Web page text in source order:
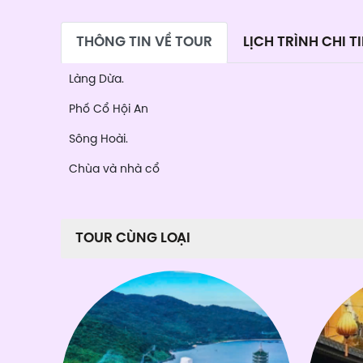
THÔNG TIN VỀ TOUR LỊCH TRÌNH CHI
Làng Dừa.
Phố Cổ Hội An
Sông Hoài.
Chùa và nhà cổ
TOUR CÙNG LOẠI